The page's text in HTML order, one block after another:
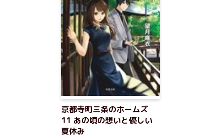
京都寺町三条のホームズ
11 あの頃の想いと優しい
夏休み